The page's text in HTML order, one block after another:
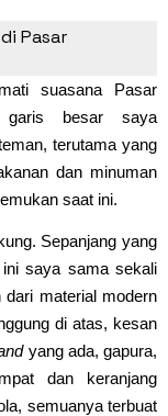
Pasar
suasana Pasar
garis besar saya
terutama yang
dan minuman
saat ini.
Sepanjang yang
saya sama sekali
dari material modern
di atas, kesan
yang ada, gapura,
dan keranjang
semuanya terbuat